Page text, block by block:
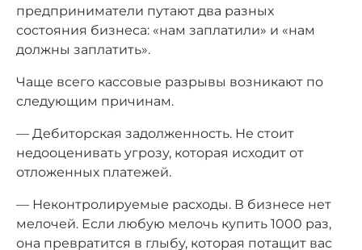
предприниматели путают два разных
состояния бизнеса: «нам заплатили» и «нам
должны заплатить».
Чаще всего кассовые разрывы возникают по
следующим причинам.
— Дебиторская задолженность. Не стоит
недооценивать угрозу, которая исходит от
отложенных платежей.
— Неконтролируемые расходы. В бизнесе нет
мелочей. Если любую мелочь купить 1000 раз,
она превратится в глыбу, которая потащит вас